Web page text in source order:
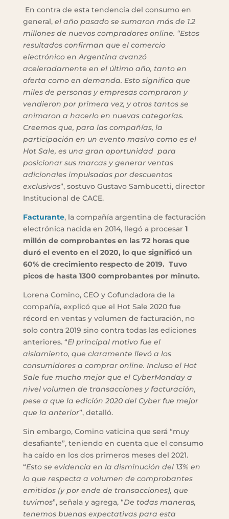
En contra de esta tendencia del consumo en
general,el año pasado se sumaron más de 1.2
millones de nuevos compradores online. “Estos
resultados confirman que el comercio
electrónico en Argentina avanzó
aceleradamente en el último año, tanto en
oferta como en demanda. Esto significa que
miles de personas y empresas compraron y
vendieron por primera vez, y otros tantos se
animaron a hacerlo en nuevas categorías.
Creemos que, para las compañías, la
participación en un evento masivo como es el
Hot Sale, es una gran oportunidad para
posicionar sus marcas y generar ventas
adicionales impulsadas por descuentos
exclusivos”, sostuvo Gustavo Sambucetti, director
Institucional de CACE.
Facturante, la compañía argentina de facturación
electrónica nacida en 2014, llegó a procesar 1
millón de comprobantes en las 72 horas que
duró el evento en el 2020, lo que significó un
60% de crecimiento respecto de 2019. Tuvo
picos de hasta 1300 comprobantes por minuto.
Lorena Comino, CEO y Cofundadora de la
compañía, explicó que el Hot Sale 2020 fue
récord en ventas y volumen de facturación, no
solo contra 2019 sino contra todas las ediciones
anteriores. “El principal motivo fue el
aislamiento, que claramente llevó a los
consumidores a comprar online. Incluso el Hot
Sale fue mucho mejor que el CyberMonday a
nivel volumen de transacciones y facturación,
pese a que la edición 2020 del Cyber fue mejor
que la anterior”, detalló.
Sin embargo, Comino vaticina que será “muy
desafiante”, teniendo en cuenta que el consumo
ha caído en los dos primeros meses del 2021.
“Esto se evidencia en la disminución del 13% en
lo que respecta a volumen de comprobantes
emitidos (y por ende de transacciones), que
tuvimos”, señala y agrega, “De todas maneras,
tenemos buenas expectativas para esta